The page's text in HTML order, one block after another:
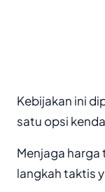
Kebijakan ini
satu opsi
Menjaga
langkah taktis